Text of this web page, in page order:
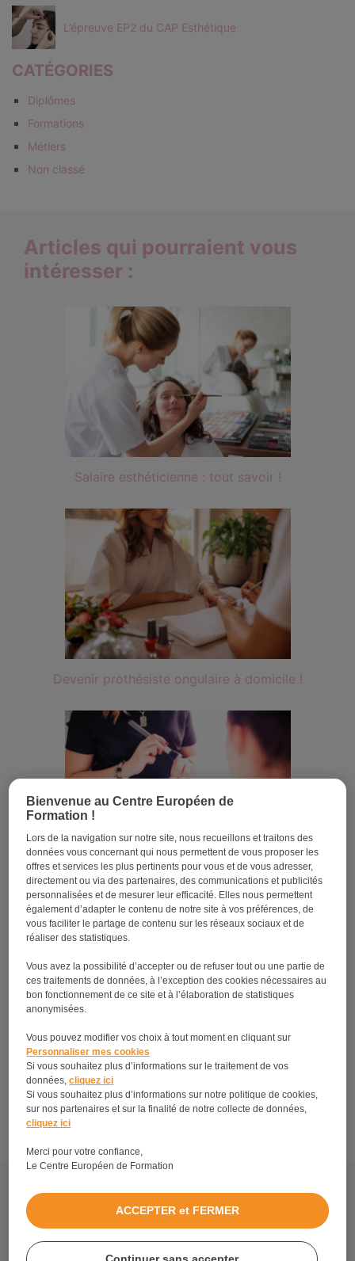
L’épreuve EP2 du CAP Esthétique
CATÉGORIES
Diplômes
Formations
Métiers
Non classé
Articles qui pourraient vous
intéresser :
Salaire esthéticienne : tout savoir !
Devenir prothésiste ongulaire à domicile !
Le métier d’esthéticienne
Devenir esthéticienne à domicile : on vous dit tout
!
avec la formation CAP Esthétique.
Mentions légales
Politique de protection de vos données personnelles
Bienvenue au Centre Européen de
Formation !
Lors de la navigation sur notre site, nous recueillons et traitons des
données vous concernant qui nous permettent de vous proposer les
offres et services les plus pertinents pour vous et de vous adresser,
directement ou via des partenaires, des communications et publicités
personnalisées et de mesurer leur efficacité. Elles nous permettent
également d’adapter le contenu de notre site à vos préférences, de
vous faciliter le partage de contenu sur les réseaux sociaux et de
réaliser des statistiques.
Vous avez la possibilité d’accepter ou de refuser tout ou une partie de
ces traitements de données, à l’exception des cookies nécessaires au
bon fonctionnement de ce site et à l’élaboration de statistiques
anonymisées.
Vous pouvez modifier vos choix à tout moment en cliquant sur
Personnaliser mes cookies
Si vous souhaitez plus d’informations sur le traitement de vos
données,cliquez ici
Si vous souhaitez plus d’informations sur notre politique de cookies,
sur nos partenaires et sur la finalité de notre collecte de données,
cliquez ici
Merci pour votre confiance,
Le Centre Européen de Formation
ACCEPTER et FERMER